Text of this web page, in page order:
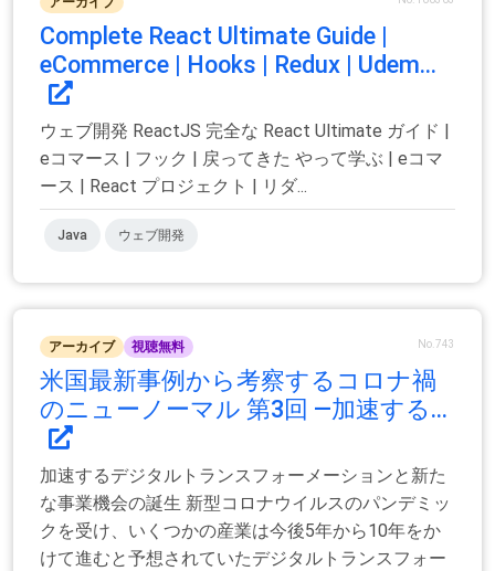
Complete React Ultimate Guide |
eCommerce | Hooks | Redux | Udem...
ウェブ開発 ReactJS 完全な React Ultimate ガイド |
eコマース | フック | 戻ってきた やって学ぶ | eコマ
ース | React プロジェクト | リダ...
Java ウェブ開発
アーカイブ 視聴無料 No.743
米国最新事例から考察するコロナ禍
のニューノーマル 第3回 ―加速する...
加速するデジタルトランスフォーメーションと新た
な事業機会の誕生 新型コロナウイルスのパンデミッ
クを受け、いくつかの産業は今後5年から10年をか
けて進むと予想されていたデジタルトランスフォー